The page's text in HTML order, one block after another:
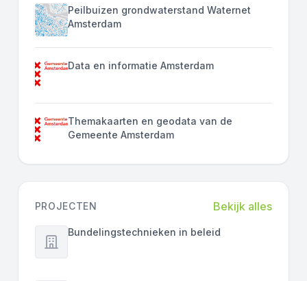
Peilbuizen grondwaterstand Waternet
Amsterdam
Data en informatie Amsterdam
Themakaarten en geodata van de
Gemeente Amsterdam
PROJECTEN Bekijk alles
Bundelingstechnieken in beleid